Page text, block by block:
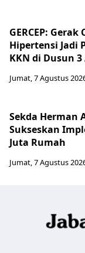
GERCEP: Gerak
Hipertensi Jadi
KKN di Dusun
Jumat, 7 Agustus
Sekda Herman
Sukseskan
Juta Rumah
Jumat, 7 Agustus